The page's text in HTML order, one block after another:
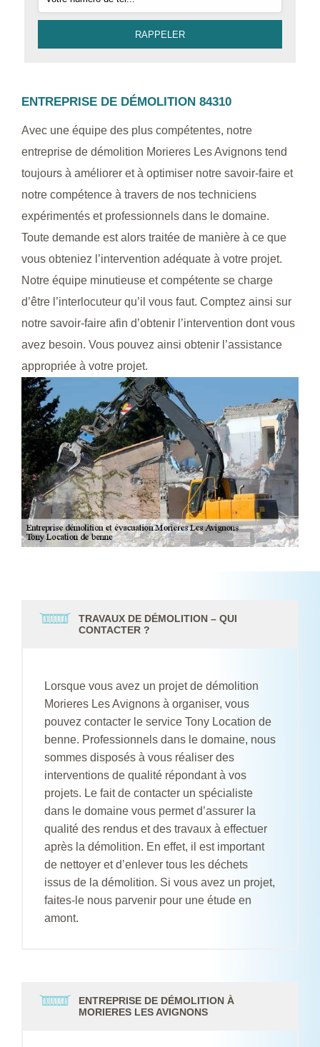
ENTREPRISE DE DÉMOLITION 84310
Avec une équipe des plus compétentes, notre
entreprise de démolition Morieres Les Avignons tend
toujours à améliorer et à optimiser notre savoir-faire et
notre compétence à travers de nos techniciens
expérimentés et professionnels dans le domaine.
Toute demande est alors traitée de manière à ce que
vous obteniez l’intervention adéquate à votre projet.
Notre équipe minutieuse et compétente se charge
d’être l’interlocuteur qu’il vous faut. Comptez ainsi sur
notre savoir-faire afin d’obtenir l’intervention dont vous
avez besoin. Vous pouvez ainsi obtenir l’assistance
appropriée à votre projet.
TRAVAUX DE DÉMOLITION – QUI
CONTACTER ?
Lorsque vous avez un projet de démolition
Morieres Les Avignons à organiser, vous
pouvez contacter le service Tony Location de
benne. Professionnels dans le domaine, nous
sommes disposés à vous réaliser des
interventions de qualité répondant à vos
projets. Le fait de contacter un spécialiste
dans le domaine vous permet d’assurer la
qualité des rendus et des travaux à effectuer
après la démolition. En effet, il est important
de nettoyer et d’enlever tous les déchets
issus de la démolition. Si vous avez un projet,
faites-le nous parvenir pour une étude en
amont.
ENTREPRISE DE DÉMOLITION À
MORIERES LES AVIGNONS